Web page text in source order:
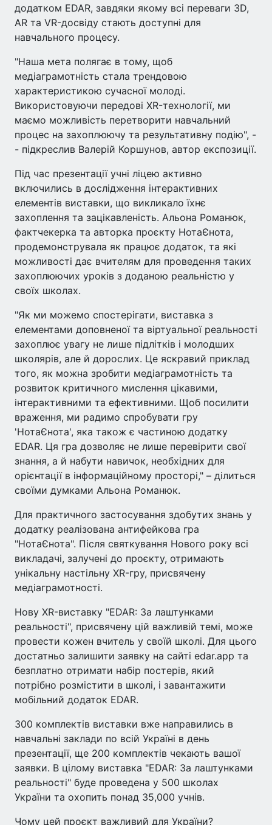
додатком EDAR, завдяки якому всі переваги 3D,
AR та VR-досвіду стають доступні для
навчального процесу.
"Наша мета полягає в тому, щоб
медіаграмотність стала трендовою
характеристикою сучасної молоді.
Використовуючи передові XR-технології, ми
маємо можливість перетворити навчальний
процес на захоплюючу та результативну подію", -
- підкреслив Валерій Коршунов, автор експозиції.
Під час презентації учні ліцею активно
включились в дослідження інтерактивних
елементів виставки, що викликало їхнє
захоплення та зацікавленість. Альона Романюк,
фактчекерка та авторка проєкту НотаЄнота,
продемонструвала як працює додаток, та які
можливості дає вчителям для проведення таких
захоплюючих уроків з доданою реальністю у
своїх школах.
"Як ми можемо спостерігати, виставка з
елементами доповненої та віртуальної реальності
захоплює увагу не лише підлітків і молодших
школярів, але й дорослих. Це яскравий приклад
того, як можна зробити медіаграмотність та
розвиток критичного мислення цікавими,
інтерактивними та ефективними. Щоб посилити
враження, ми радимо спробувати гру
'НотаЄнота', яка також є частиною додатку
EDAR. Ця гра дозволяє не лише перевірити свої
знання, а й набути навичок, необхідних для
орієнтації в інформаційному просторі," – ділиться
своїми думками Альона Романюк.
Для практичного застосування здобутих знань у
додатку реалізована антифейкова гра
"НотаЄнота". Після святкування Нового року всі
викладачі, залучені до проєкту, отримають
унікальну настільну XR-гру, присвячену
медіаграмотності.
Нову XR-виставку "EDAR: За лаштунками
реальності", присвячену цій важливій темі, може
провести кожен вчитель у своїй школі. Для цього
достатньо залишити заявку на сайті edar.app та
безплатно отримати набір постерів, який
потрібно розмістити в школі, і завантажити
мобільний додаток EDAR.
300 комплектів виставки вже направились в
навчальні заклади по всій Україні в день
презентації, ще 200 комплектів чекають вашої
заявки. В цілому виставка "EDAR: За лаштунками
реальності" буде проведена у 500 школах
України та охопить понад 35,000 учнів.
Чому цей проєкт важливий для України?